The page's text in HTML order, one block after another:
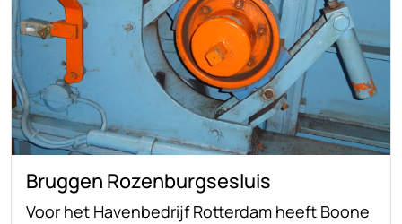
Bruggen Rozenburgsesluis
Voor het Havenbedrijf Rotterdam heeft Boone